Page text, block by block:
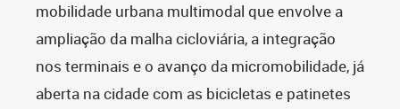
mobilidade urbana multimodal que envolve a
ampliação da malha cicloviária, a integração
nos terminais e o avanço da micromobilidade, já
aberta na cidade com as bicicletas e patinetes